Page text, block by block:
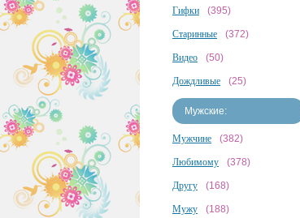
Гифки (395)
Старинные (372)
Видео (50)
Дождливые (25)
Мужские:
Мужчине (382)
Любимому (378)
Другу (168)
Мужу (188)